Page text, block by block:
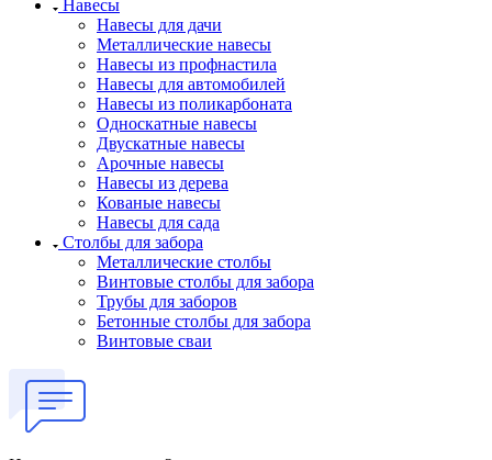
Навесы
Навесы для дачи
Металлические навесы
Навесы из профнастила
Навесы для автомобилей
Навесы из поликарбоната
Односкатные навесы
Двускатные навесы
Арочные навесы
Навесы из дерева
Кованые навесы
Навесы для сада
Столбы для забора
Металлические столбы
Винтовые столбы для забора
Трубы для заборов
Бетонные столбы для забора
Винтовые сваи